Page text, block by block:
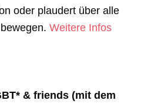
oder plaudert über alle
Weitere Infos
& friends (mit dem